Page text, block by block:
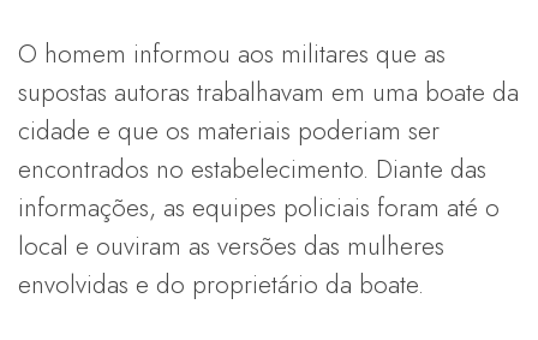
O homem informou aos militares que as
supostas autoras trabalhavam em uma boate da
cidade e que os materiais poderiam ser
encontrados no estabelecimento. Diante das
informações, as equipes policiais foram até o
local e ouviram as versões das mulheres
envolvidas e do proprietário da boate.